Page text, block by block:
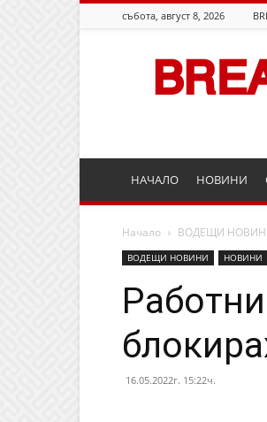
събота, август 8, 2026
НАЧАЛО НОВИНИ
Начало ВОДЕЩИ
ВОДЕЩИ НОВИНИ НОВИНИ
16.05.2022г. 15:22ч.